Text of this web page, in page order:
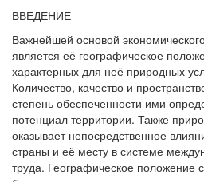
ВВЕДЕНИЕ
Важнейшей основой
является её географическое
характерных для неё природных
Количество, качество и
степень обеспеченности ими
потенциал территории. Также
оказывает непосредственное
страны и её месту в системе
труда. Географическое положение